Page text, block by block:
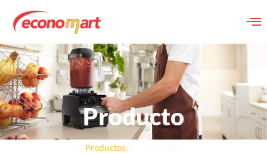
Producto
Productos